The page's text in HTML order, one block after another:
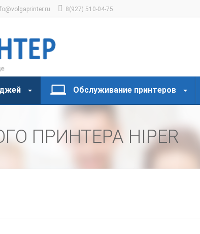
8(927) 510-04-75
Обслуживание принтеров
ПРИНТЕРА HIPER